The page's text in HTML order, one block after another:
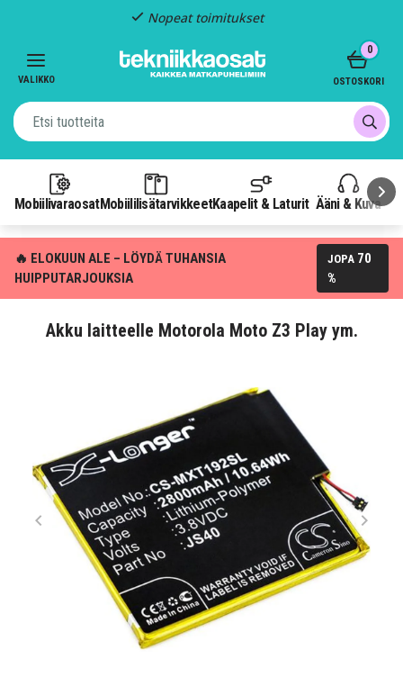
Nopeat toimitukset
VALIKKO
MobiilivaraosatMobiililisätarvikkeetKaapelit & Laturit Ääni & Kuva
0
OSTOSKORI
🔥 ELOKUUN ALE – LÖYDÄ TUHANSIA
HUIPPUTARJOUKSIA
JOPA 70
%
Akku laitteelle Motorola Moto Z3 Play ym.